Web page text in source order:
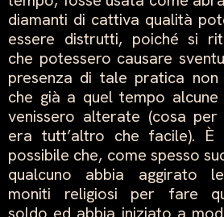
diamanti di cattiva qualità
essere distrutti, poiché si
che potessero causare
presenza di tale pratica non
che già a quel tempo alcune
venissero alterate (cosa per
era tutt’altro che facile). È
possibile che, come spesso
qualcuno abbia aggirato
moniti religiosi per fare
soldo ed abbia iniziato a